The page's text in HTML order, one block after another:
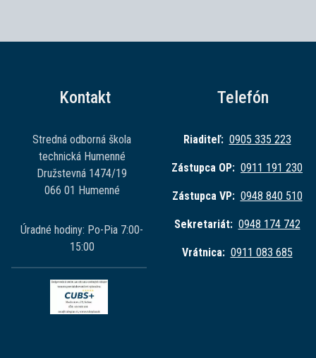
Kontakt
Stredná odborná škola
technická Humenné
Družstevná 1474/19
066 01 Humenné
Úradné hodiny: Po-Pia 7:00-
15:00
Telefón
Riaditeľ: 0905 335 223
Zástupca OP: 0911 191 230
Zástupca VP: 0948 840 510
Sekretariát: 0948 174 742
Vrátnica: 0911 083 685